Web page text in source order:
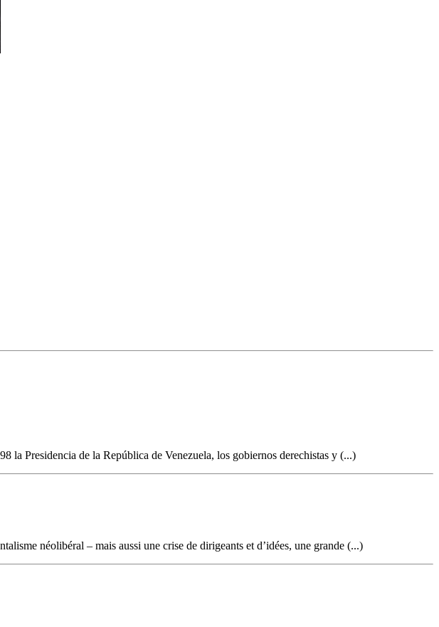
la Presidencia de la República de Venezuela, los gobiernos derechistas y (...)
néolibéral – mais aussi une crise de dirigeants et d’idées, une grande (...)